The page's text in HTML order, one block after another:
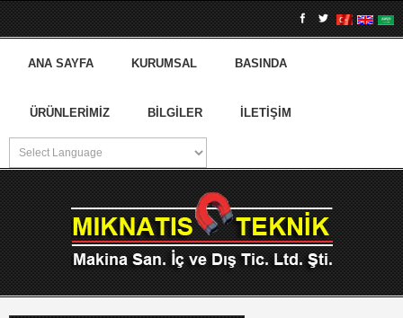
ANA SAYFA KURUMSAL BASINDA
ÜRÜNLERIMIZ BILGILER İLETIŞIM